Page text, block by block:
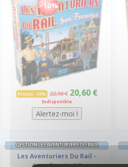
-10%
Promo -10% 22,90 € 20,60 €
Indisponible
GESTION LES AVENTURIERS DU RAIL
Les Aventuriers Du Rail -